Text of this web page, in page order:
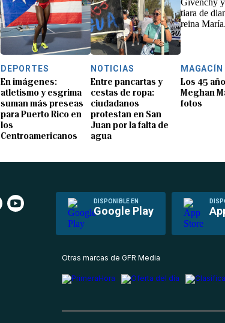
DEPORTES
En imágenes:
atletismo y esgrima
suman más preseas
para Puerto Rico en
los
Centroamericanos
NOTICIAS
Entre pancartas y
cestas de ropa:
ciudadanos
protestan en San
Juan por la falta de
agua
MAGACÍN
Los 45
Meghan
fotos
DISPONIBLE EN
Google Play
Otras marcas de GFR Media